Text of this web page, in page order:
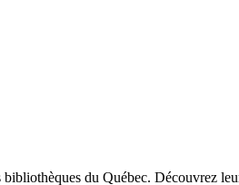
du Québec. Découvrez